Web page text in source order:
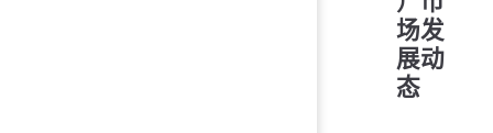
场发
展动
态